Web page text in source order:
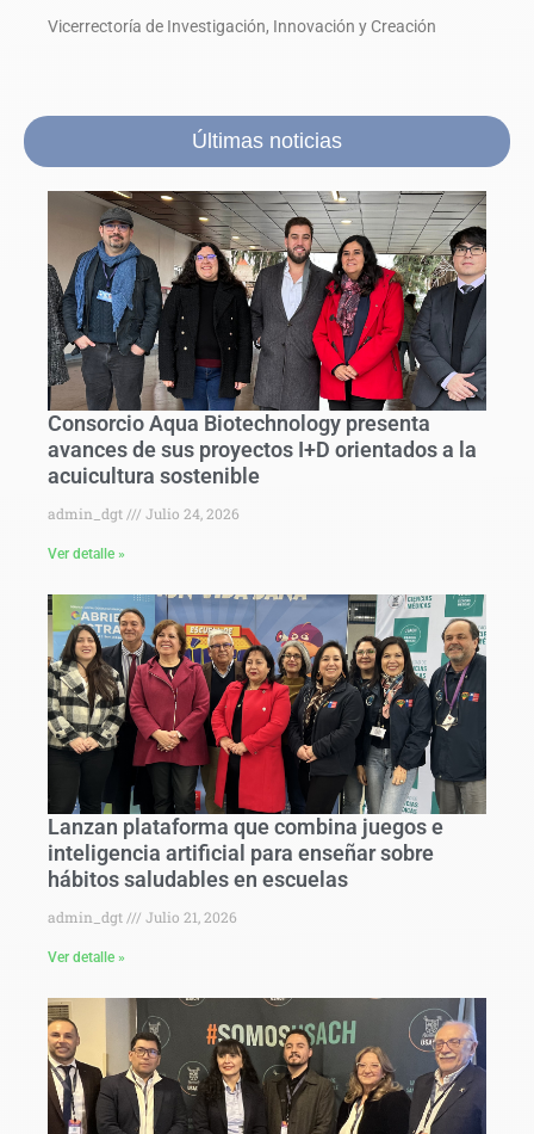
Vicerrectoría de Investigación, Innovación y Creación
Últimas noticias
Consorcio Aqua Biotechnology presenta
avances de sus proyectos I+D orientados a la
acuicultura sostenible
admin_dgt Julio 24, 2026
Ver detalle »
Lanzan plataforma que combina juegos e
inteligencia artificial para enseñar sobre
hábitos saludables en escuelas
admin_dgt Julio 21, 2026
Ver detalle »